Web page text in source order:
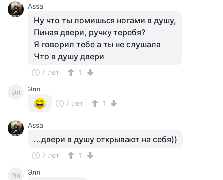
Assa
Ну что ты ломишься ногами в душу,
Пиная двери, ручку теребя?
Я говорил тебе а ты не слушала
Что в душу двери
7 лет 1
Эл
Эля
7 лет
1
Assa
...двери в душу открывают на себя))
7 лет 1
Эл Эля